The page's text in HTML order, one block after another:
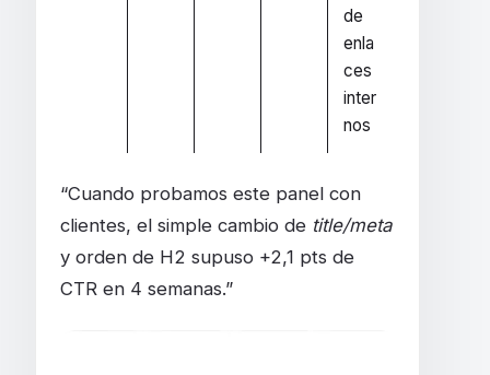
de
enla
ces
inter
nos
“Cuando probamos este panel con
clientes, el simple cambio de title/meta
y orden de H2 supuso +2,1 pts de
CTR en 4 semanas.”